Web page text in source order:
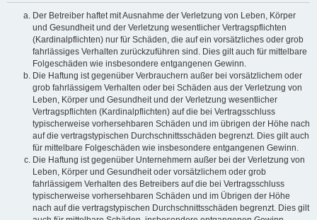
Der Betreiber haftet mit Ausnahme der Verletzung von Leben, Körper
und Gesundheit und der Verletzung wesentlicher Vertragspflichten
(Kardinalpflichten) nur für Schäden, die auf ein vorsätzliches oder grob
fahrlässiges Verhalten zurückzuführen sind. Dies gilt auch für mittelbare
Folgeschäden wie insbesondere entgangenen Gewinn.
Die Haftung ist gegenüber Verbrauchern außer bei vorsätzlichem oder
grob fahrlässigem Verhalten oder bei Schäden aus der Verletzung von
Leben, Körper und Gesundheit und der Verletzung wesentlicher
Vertragspflichten (Kardinalpflichten) auf die bei Vertragsschluss
typischerweise vorhersehbaren Schäden und im übrigen der Höhe nach
auf die vertragstypischen Durchschnittsschäden begrenzt. Dies gilt auch
für mittelbare Folgeschäden wie insbesondere entgangenen Gewinn.
Die Haftung ist gegenüber Unternehmern außer bei der Verletzung von
Leben, Körper und Gesundheit oder vorsätzlichem oder grob
fahrlässigem Verhalten des Betreibers auf die bei Vertragsschluss
typischerweise vorhersehbaren Schäden und im Übrigen der Höhe
nach auf die vertragstypischen Durchschnittsschäden begrenzt. Dies gilt